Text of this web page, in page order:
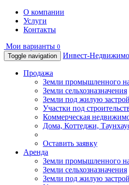
О компании
Услуги
Контакты
Мои варианты 0
Toggle navigation
Инвест-
Продажа
Земли промышленного
Земли сельхозназначения
Земли под жилую
Участки под
Коммерческая
Дома, Коттеджи,
Оставить заявку
Аренда
Земли промышленного
Земли сельхозназначения
Земли под жилую